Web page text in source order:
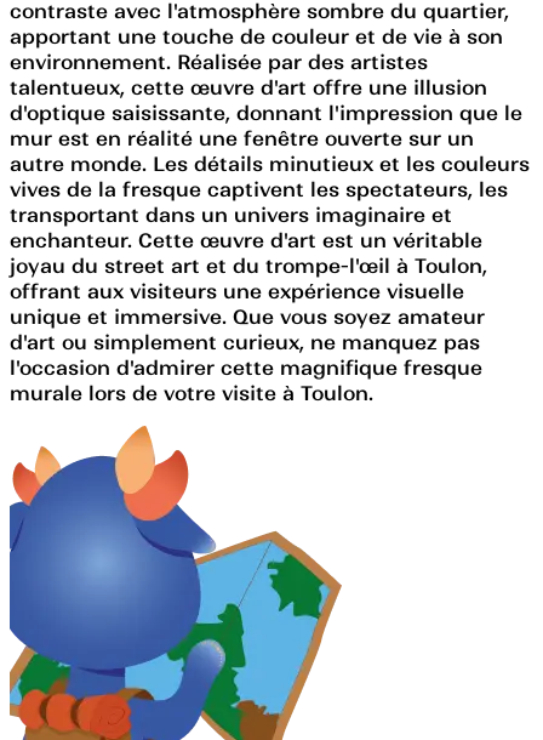
contraste avec l'atmosphère sombre du quartier,
apportant une touche de couleur et de vie à son
environnement. Réalisée par des artistes
talentueux, cette œuvre d'art offre une illusion
d'optique saisissante, donnant l'impression que le
mur est en réalité une fenêtre ouverte sur un
autre monde. Les détails minutieux et les couleurs
vives de la fresque captivent les spectateurs, les
transportant dans un univers imaginaire et
enchanteur. Cette œuvre d'art est un véritable
joyau du street art et du trompe-l'œil à Toulon,
offrant aux visiteurs une expérience visuelle
unique et immersive. Que vous soyez amateur
d'art ou simplement curieux, ne manquez pas
l'occasion d'admirer cette magnifique fresque
murale lors de votre visite à Toulon.